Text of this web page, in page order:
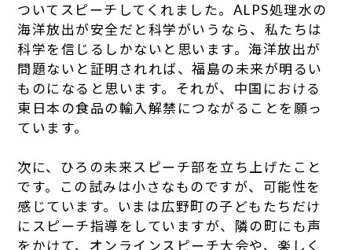
ついてスピーチしてくれました。ALPS処理水の
海洋放出が安全だと科学がいうなら、私たちは
科学を信じるしかないと思います。海洋放出が
問題ないと証明されれば、福島の未来が明るい
ものになると思います。それが、中国における
東日本の食品の輸入解禁につながることを願っ
ています。
次に、ひろの未来スピーチ部を立ち上げたこと
です。この試みは小さなものですが、可能性を
感じています。いまは広野町の子どもたちだけ
にスピーチ指導をしていますが、隣の町にも声
をかけて、オンラインスピーチ大会や、楽しく